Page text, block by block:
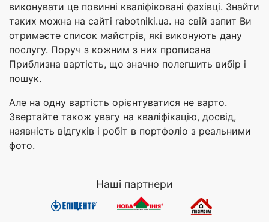
виконувати це повинні кваліфіковані фахівці. Знайти
таких можна на сайті rabotniki.ua. на свій запит Ви
отримаєте список майстрів, які виконують дану
послугу. Поруч з кожним з них прописана
Приблизна вартість, що значно полегшить вибір і
пошук.
Але на одну вартість орієнтуватися не варто.
Звертайте також увагу на кваліфікацію, досвід,
наявність відгуків і робіт в портфоліо з реальними
фото.
Наші партнери